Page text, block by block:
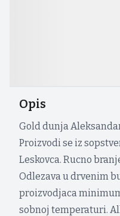
Opis
Gold dunja
Proizvodi se iz
Leskovca. Rucno
Odlezava u drvenim
proizvodjaca
sobnoj temperaturi.